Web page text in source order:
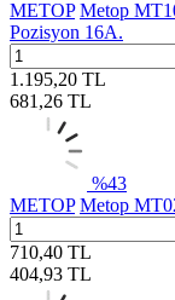
METOP Metop
Pozisyon 16A.
1.195,20 TL
681,26 TL
%43
METOP Metop
710,40 TL
404,93 TL